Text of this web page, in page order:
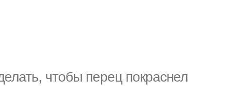
чтобы перец покраснел